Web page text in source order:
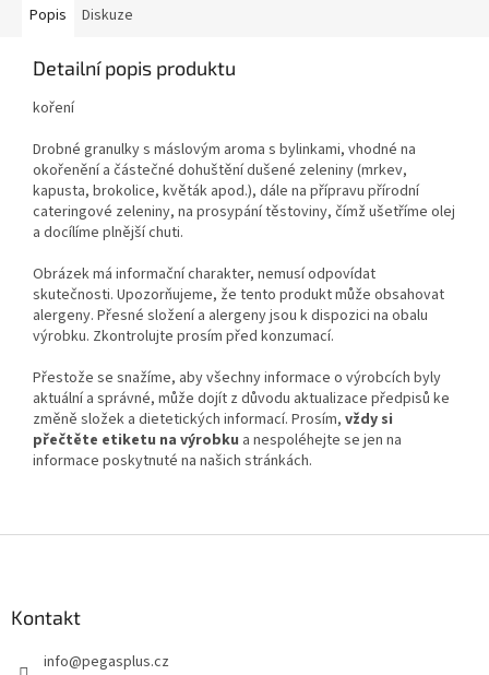
Popis Diskuze
Detailní popis produktu
koření
Drobné granulky s máslovým aroma s bylinkami, vhodné na
okořenění a částečné dohuštění dušené zeleniny (mrkev,
kapusta, brokolice, květák apod.), dále na přípravu přírodní
cateringové zeleniny, na prosypání těstoviny, čímž ušetříme olej
a docílíme plnější chuti.
Obrázek má informační charakter, nemusí odpovídat
skutečnosti. Upozorňujeme, že tento produkt může obsahovat
alergeny. Přesné složení a alergeny jsou k dispozici na obalu
výrobku. Zkontrolujte prosím před konzumací.
Přestože se snažíme, aby všechny informace o výrobcích byly
aktuální a správné, může dojít z důvodu aktualizace předpisů ke
změně složek a dietetických informací. Prosím, vždy si
přečtěte etiketu na výrobku a nespoléhejte se jen na
informace poskytnuté na našich stránkách.
Kontakt
info@pegasplus.cz